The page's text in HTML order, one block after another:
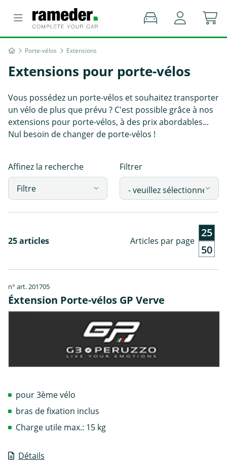
Porte-vélos Extensions
Extensions pour porte-vélos
Vous possédez un porte-vélos et souhaitez transporter
un vélo de plus que prévu ? C'est possible grâce à nos
extensions pour porte-vélos, à des prix abordables...
Nul besoin de changer de porte-vélos !
Affinez la recherche
Filtre
Filtrer
25 articles Articles par page
25
50
n° art. 201705
Éxtension Porte-vélos GP Verve
Détails
pour 3ème vélo
bras de fixation inclus
Charge utile max.: 15 kg